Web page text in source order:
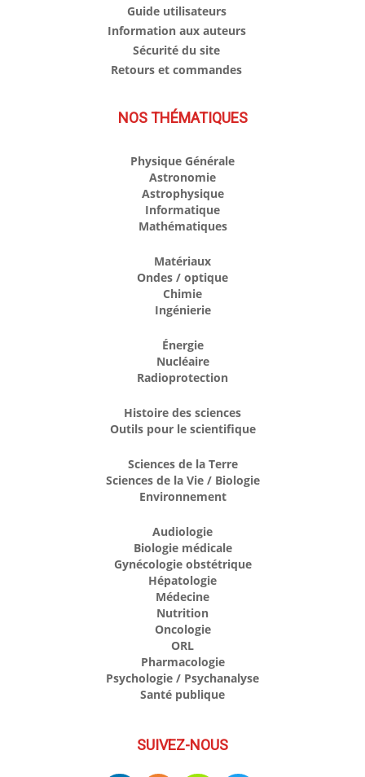
Guide utilisateurs
Information aux auteurs
Sécurité du site
Retours et commandes
NOS THÉMATIQUES
Physique Générale
Astronomie
Astrophysique
Informatique
Mathématiques
Matériaux
Ondes / optique
Chimie
Ingénierie
Énergie
Nucléaire
Radioprotection
Histoire des sciences
Outils pour le scientifique
Sciences de la Terre
Sciences de la Vie / Biologie
Environnement
Audiologie
Biologie médicale
Gynécologie obstétrique
Hépatologie
Médecine
Nutrition
Oncologie
ORL
Pharmacologie
Psychologie / Psychanalyse
Santé publique
SUIVEZ-NOUS